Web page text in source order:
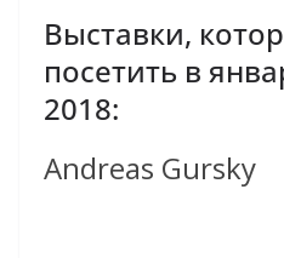
Выставки,
посетить в
2018:
Andreas